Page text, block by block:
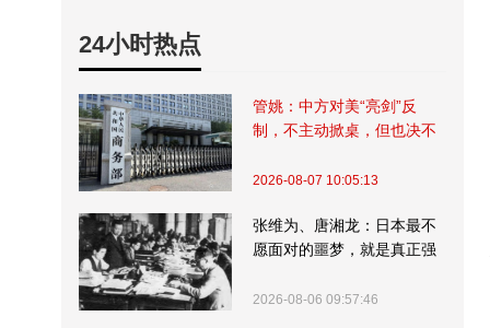
24小时热点
管姚：中方对美“亮剑”反
制，不主动掀桌，但也决不
2026-08-07 10:05:13
张维为、唐湘龙：日本最不
愿面对的噩梦，就是真正强
2026-08-06 09:57:46